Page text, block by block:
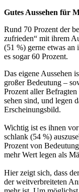
Gutes Aussehen für
Rund 70 Prozent der
zufrieden“ mit ihrem
(51 %) gerne etwas an
es sogar 60 Prozent.
Das eigene Aussehen
großer Bedeutung –
Prozent aller
sehen sind, und legen
Erscheinungsbild.
Wichtig ist es ihnen
schlank (54 %)
Prozent von
mehr Wert legen als
Hier zeigt sich, dass
der weitverbreiteten